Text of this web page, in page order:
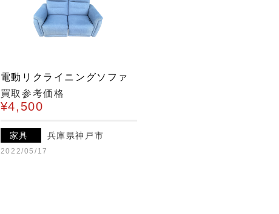
電動リクライニングソファ
買取参考価格
¥4,500
家具 兵庫県神戸市
2022/05/17